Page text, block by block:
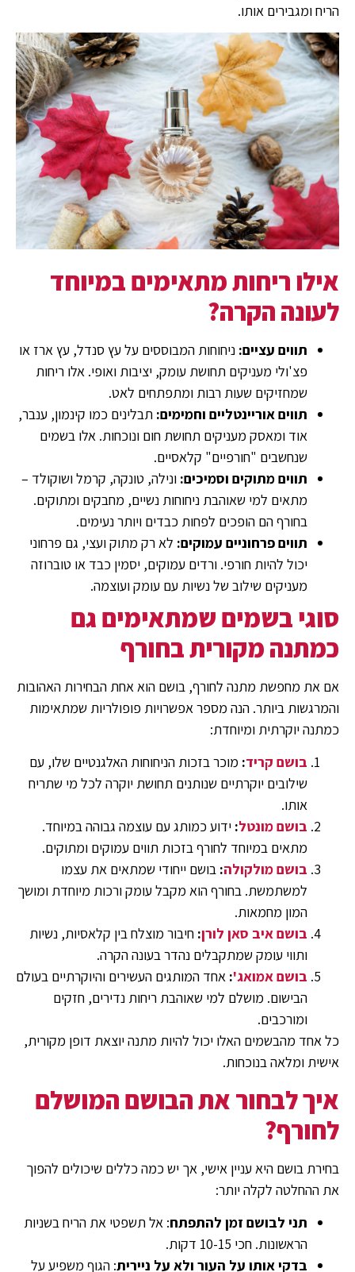
הריח ומגבירים אותו.
אילו ריחות מתאימים במיוחד
לעונה הקרה?
תווים עציים: ניחוחות המבוססים על עץ סנדל, עץ ארז או
פצ'ולי מעניקים תחושת עומק, יציבות ואופי. אלו ריחות
שמחזיקים שעות רבות ומתפתחים לאט.
תווים אוריינטליים וחמימים: תבלינים כמו קינמון, ענבר,
אוד ומאסק מעניקים תחושת חום ונוכחות. אלו בשמים
שנחשבים "חורפיים" קלאסיים.
תווים מתוקים וסמיכים: ונילה, טונקה, קרמל ושוקולד –
מתאים למי שאוהבת ניחוחות נשיים, מחבקים ומתוקים.
בחורף הם הופכים לפחות כבדים ויותר נעימים.
תווים פרחוניים עמוקים: לא רק מתוק ועצי, גם פרחוני
יכול להיות חורפי. ורדים עמוקים, יסמין כבד או טוברוזה
מעניקים שילוב של נשיות עם עומק ועוצמה.
סוגי בשמים שמתאימים גם
כמתנה מקורית בחורף
אם את מחפשת מתנה לחורף, בושם הוא אחת הבחירות האהובות
והמרגשות ביותר. הנה מספר אפשרויות פופולריות שמתאימות
כמתנה יוקרתית ומיוחדת:
בושם קריד: מוכר בזכות הניחוחות האלגנטיים שלו, עם
שילובים יוקרתיים שנותנים תחושת יוקרה לכל מי שתריח
אותו.
בושם מונטל: ידוע כמותג עם עוצמה גבוהה במיוחד.
מתאים במיוחד לחורף בזכות תווים עמוקים ומתוקים.
בושם מולקולה: בושם ייחודי שמתאים את עצמו
למשתמשת. בחורף הוא מקבל עומק ורכות מיוחדת ומושך
המון מחמאות.
בושם איב סאן לורן: חיבור מוצלח בין קלאסיות, נשיות
ותווי עומק שמתקבלים נהדר בעונה הקרה.
בושם אמואג': אחד המותגים העשירים והיוקרתיים בעולם
הבישום. מושלם למי שאוהבת ריחות נדירים, חזקים
ומורכבים.
כל אחד מהבשמים האלו יכול להיות מתנה יוצאת דופן מקורית,
אישית ומלאה בנוכחות.
איך לבחור את הבושם המושלם
לחורף?
בחירת בושם היא עניין אישי, אך יש כמה כללים שיכולים להפוך
את ההחלטה לקלה יותר:
תני לבושם זמן להתפתח: אל תשפטי את הריח בשניות
הראשונות. חכי 10-15 דקות.
בדקי אותו על העור ולא על ניירית: הגוף משפיע על